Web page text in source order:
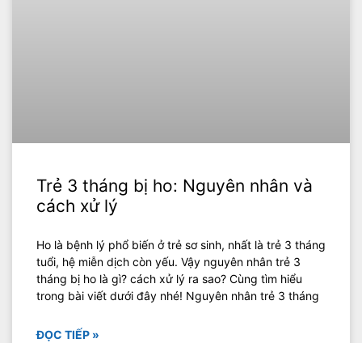
Trẻ 3 tháng bị ho: Nguyên nhân và
cách xử lý
Ho là bệnh lý phổ biến ở trẻ sơ sinh, nhất là trẻ 3 tháng
tuổi, hệ miễn dịch còn yếu. Vậy nguyên nhân trẻ 3
tháng bị ho là gì? cách xử lý ra sao? Cùng tìm hiểu
trong bài viết dưới đây nhé! Nguyên nhân trẻ 3 tháng
ĐỌC TIẾP »